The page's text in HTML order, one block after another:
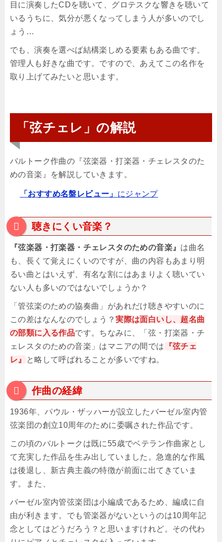
目に演奏したCDを聴いて、グロテスクな響きを聴いて
いるうちに、気分が悪くなってしまう人が多いのでし
ょう…
でも、演奏を選べば結構楽しめる要素もある曲です。
管理人も好きな曲です。ですので、あえてこの名作を
取り上げてみたいと思います。
「弦チェレ」の解説
バルトーク作曲の『弦楽器・打楽器・チェレスタのた
めの音楽』を解説していきます。
「おすすめ名盤レビュー」 にジャンプ
聴きにくい音楽？
『弦楽器・打楽器・チェレスタのための音楽』 は曲名
も、長くて覚えにくいのですが、曲の内容もあまり明
るい曲とはいえず、有名な割にはあまりよく聴いてい
ない人も多いのではないでしょうか？
「管弦楽のための協奏曲」があれだけ聴きやすいのに
この差はなんなのでしょう？実際は面白いし、超名曲
の部類に入る作品です。ちなみに、「弦・打楽器・チ
ェレスタのための音楽」はマニアの間では 『弦チェ
レ』
と略して呼ばれることが多いですね。
作曲の経緯
1936年、パウル・ザッハーが設立したバーゼル室内管
弦楽団の創立10周年のために委嘱された作品です。
この頃のバルトークは既に55歳でベテラン作曲家とし
て充実した作品を生み出していました。急進的な作風
は後退し、新古典主義の特徴が前面に出てきていま
す。また、
バーゼル室内管弦楽団は小編成であるため、編成に自
由が利きます。でも管楽器がないというのは10周年記
念としてはどうだろう？と思いますけれど。その代わ